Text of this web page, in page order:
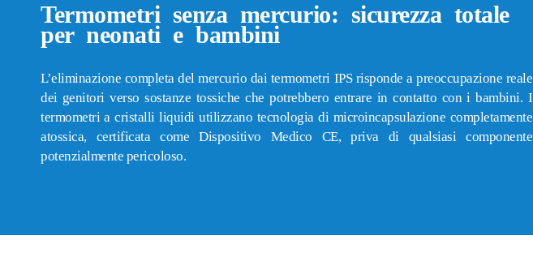
Termometri senza mercurio: sicurezza totale
per neonati e bambini
L’eliminazione completa del mercurio dai termometri IPS risponde a preoccupazione reale
dei genitori verso sostanze tossiche che potrebbero entrare in contatto con i bambini. I
termometri a cristalli liquidi utilizzano tecnologia di microincapsulazione completamente
atossica, certificata come Dispositivo Medico CE, priva di qualsiasi componente
potenzialmente pericoloso.